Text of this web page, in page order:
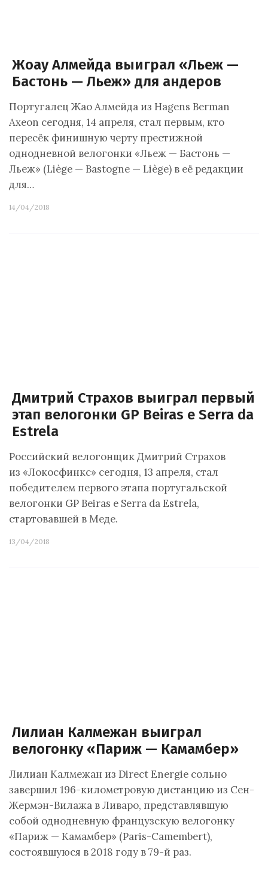
Жоау Алмейда выиграл «Льеж —
Бастонь — Льеж» для андеров
Португалец Жао Алмейда из Hagens Berman
Axeon сегодня, 14 апреля, стал первым, кто
пересёк финишную черту престижной
однодневной велогонки «Льеж — Бастонь —
Льеж» (Liège — Bastogne — Liège) в её редакции
для…
14/04/2018
Дмитрий Страхов выиграл первый
этап велогонки GP Beiras e Serra da
Estrela
Российский велогонщик Дмитрий Страхов
из «Локосфинкс» сегодня, 13 апреля, стал
победителем первого этапа португальской
велогонки GP Beiras e Serra da Estrela,
стартовавшей в Меде.
13/04/2018
Лилиан Калмежан выиграл
велогонку «Париж — Камамбер»
Лилиан Калмежан из Direct Energie сольно
завершил 196-километровую дистанцию из Сен-
Жермэн-Вилажа в Ливаро, представлявшую
собой однодневную французскую велогонку
«Париж — Камамбер» (Paris-Camembert),
состоявшуюся в 2018 году в 79-й раз.